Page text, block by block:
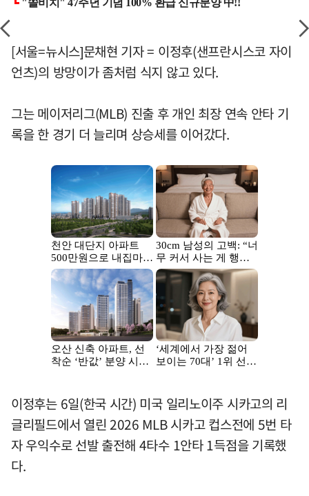
[서울=뉴시스]문채현 기자 = 이정후(샌프란시스코 자이
언츠)의 방망이가 좀처럼 식지 않고 있다.
그는 메이저리그(MLB) 진출 후 개인 최장 연속 안타 기
록을 한 경기 더 늘리며 상승세를 이어갔다.
이정후는 6일(한국 시간) 미국 일리노이주 시카고의 리
글리필드에서 열린 2026 MLB 시카고 컵스전에 5번 타
자 우익수로 선발 출전해 4타수 1안타 1득점을 기록했
다.